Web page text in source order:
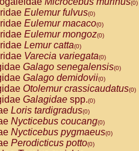
Cebus spp.(0)
Saimiri boliviensis(0)
Saimiri sciureus(0)
Alouatta caraya(0)
Alouatta fusca(0)
Alouatta seniculus(0)
Alouattaspp.(0)
Ateles belzebuth(0)
Ateles geoffroyi(0)
Ateles paniscus(0)
Atelesspp.(0)
Lagothrix lagothricha(0)
Lagothrix lagothricha cana
Cacajao calvus
(0)
Eulemur fulvus(0)
Eulemur macaco(0)
Eulemur mongoz(0)
Lemur catta(0)
Varecia variegata(0)
Galago senegalensis(0)
Galago demidovii(0)
Otolemur crassicaudatus(0)
Galagidae spp.(0)
Loris tardigradus(0)
Nycticebus coucang(0)
Nycticebus pygmaeus(0)
Perodicticus potto(0)